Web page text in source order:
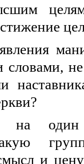
словами,
на
и